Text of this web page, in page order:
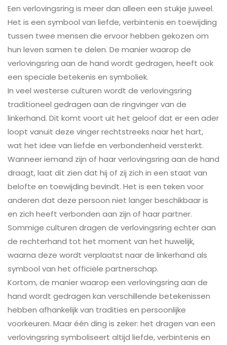
Een verlovingsring is meer dan alleen een stukje juweel.
Het is een symbool van liefde, verbintenis en toewijding
tussen twee mensen die ervoor hebben gekozen om
hun leven samen te delen. De manier waarop de
verlovingsring aan de hand wordt gedragen, heeft ook
een speciale betekenis en symboliek.
In veel westerse culturen wordt de verlovingsring
traditioneel gedragen aan de ringvinger van de
linkerhand. Dit komt voort uit het geloof dat er een ader
loopt vanuit deze vinger rechtstreeks naar het hart,
wat het idee van liefde en verbondenheid versterkt.
Wanneer iemand zijn of haar verlovingsring aan de hand
draagt, laat dit zien dat hij of zij zich in een staat van
belofte en toewijding bevindt. Het is een teken voor
anderen dat deze persoon niet langer beschikbaar is
en zich heeft verbonden aan zijn of haar partner.
Sommige culturen dragen de verlovingsring echter aan
de rechterhand tot het moment van het huwelijk,
waarna deze wordt verplaatst naar de linkerhand als
symbool van het officiële partnerschap.
Kortom, de manier waarop een verlovingsring aan de
hand wordt gedragen kan verschillende betekenissen
hebben afhankelijk van tradities en persoonlijke
voorkeuren. Maar één ding is zeker: het dragen van een
verlovingsring symboliseert altijd liefde, verbintenis en